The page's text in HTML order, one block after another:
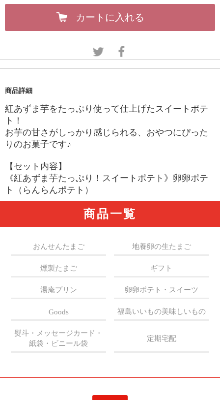
カートに入れる
商品詳細
紅あずま芋をたっぷり使って仕上げたスイートポテ
ト！
お芋の甘さがしっかり感じられる、おやつにぴった
りのお菓子です♪
【セット内容】
《紅あずま芋たっぷり！スイートポテト》卵卵ポテ
ト（らんらんポテト）
商品一覧
おんせんたまご 地養卵の生たまご
燻製たまご ギフト
湯庵プリン 卵卵ポテト・スイーツ
Goods 福島いいもの美味しいもの
熨斗・メッセージカード・
紙袋・ビニール袋
定期宅配